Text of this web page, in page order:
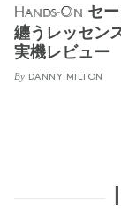
Hands-On セ
纏うレッセン
実機レビュー
By DANNY MILTON